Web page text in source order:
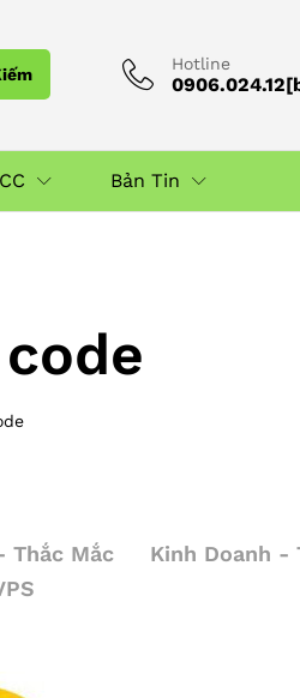
Hotline
Bản Tin
Thắc Mắc Kinh Doanh -